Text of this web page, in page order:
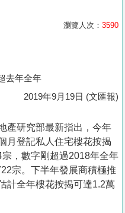
瀏覽人次： 3590
去年全年
2019年9月19日 (文匯報)
產研究部最新指出，今年
月登記私人住宅樓花按揭
宗，數字剛超過2018年全年
宗。下半年發展商積極推
計全年樓花按揭可達1.2萬